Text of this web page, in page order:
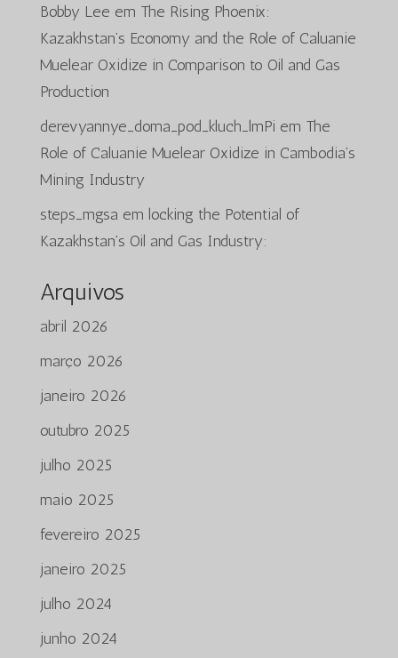
Bobby Lee em The Rising Phoenix:
Kazakhstan’s Economy and the Role of Caluanie
Muelear Oxidize in Comparison to Oil and Gas
Production
derevyannye_doma_pod_kluch_lmPi em The
Role of Caluanie Muelear Oxidize in Cambodia’s
Mining Industry
steps_mgsa em locking the Potential of
Kazakhstan’s Oil and Gas Industry:
Arquivos
abril 2026
março 2026
janeiro 2026
outubro 2025
julho 2025
maio 2025
fevereiro 2025
janeiro 2025
julho 2024
junho 2024